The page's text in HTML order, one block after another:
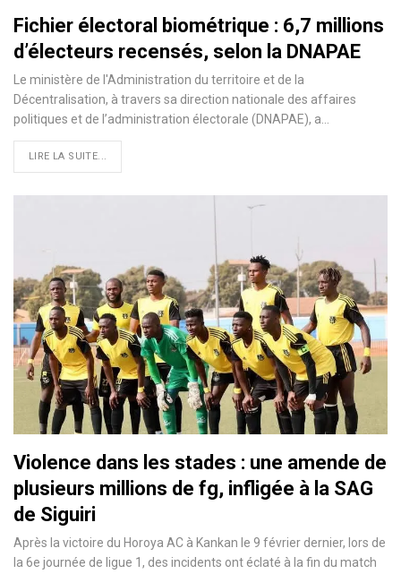
Fichier électoral biométrique : 6,7 millions
d’électeurs recensés, selon la DNAPAE
Le ministère de l'Administration du territoire et de la
Décentralisation, à travers sa direction nationale des affaires
politiques et de l’administration électorale (DNAPAE), a…
LIRE LA SUITE...
Violence dans les stades : une amende de
plusieurs millions de fg, infligée à la SAG
de Siguiri
Après la victoire du Horoya AC à Kankan le 9 février dernier, lors de
la 6e journée de ligue 1, des incidents ont éclaté à la fin du match